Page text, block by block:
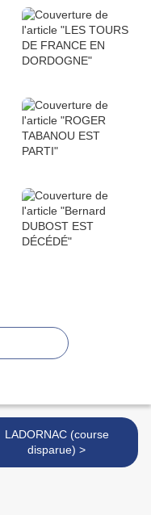
LADORNAC (course
disparue) >